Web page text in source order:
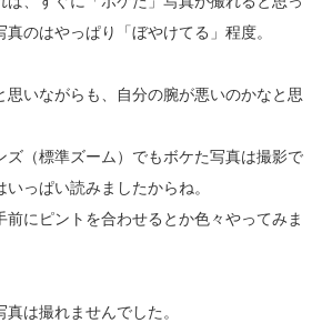
のはやっぱり「ぼやけてる」程度。
思いながらも、自分の腕が悪いのかなと思
ズ（標準ズーム）でもボケた写真は撮影で
っぱい読みましたからね。
前にピントを合わせるとか色々やってみま
は撮れませんでした。